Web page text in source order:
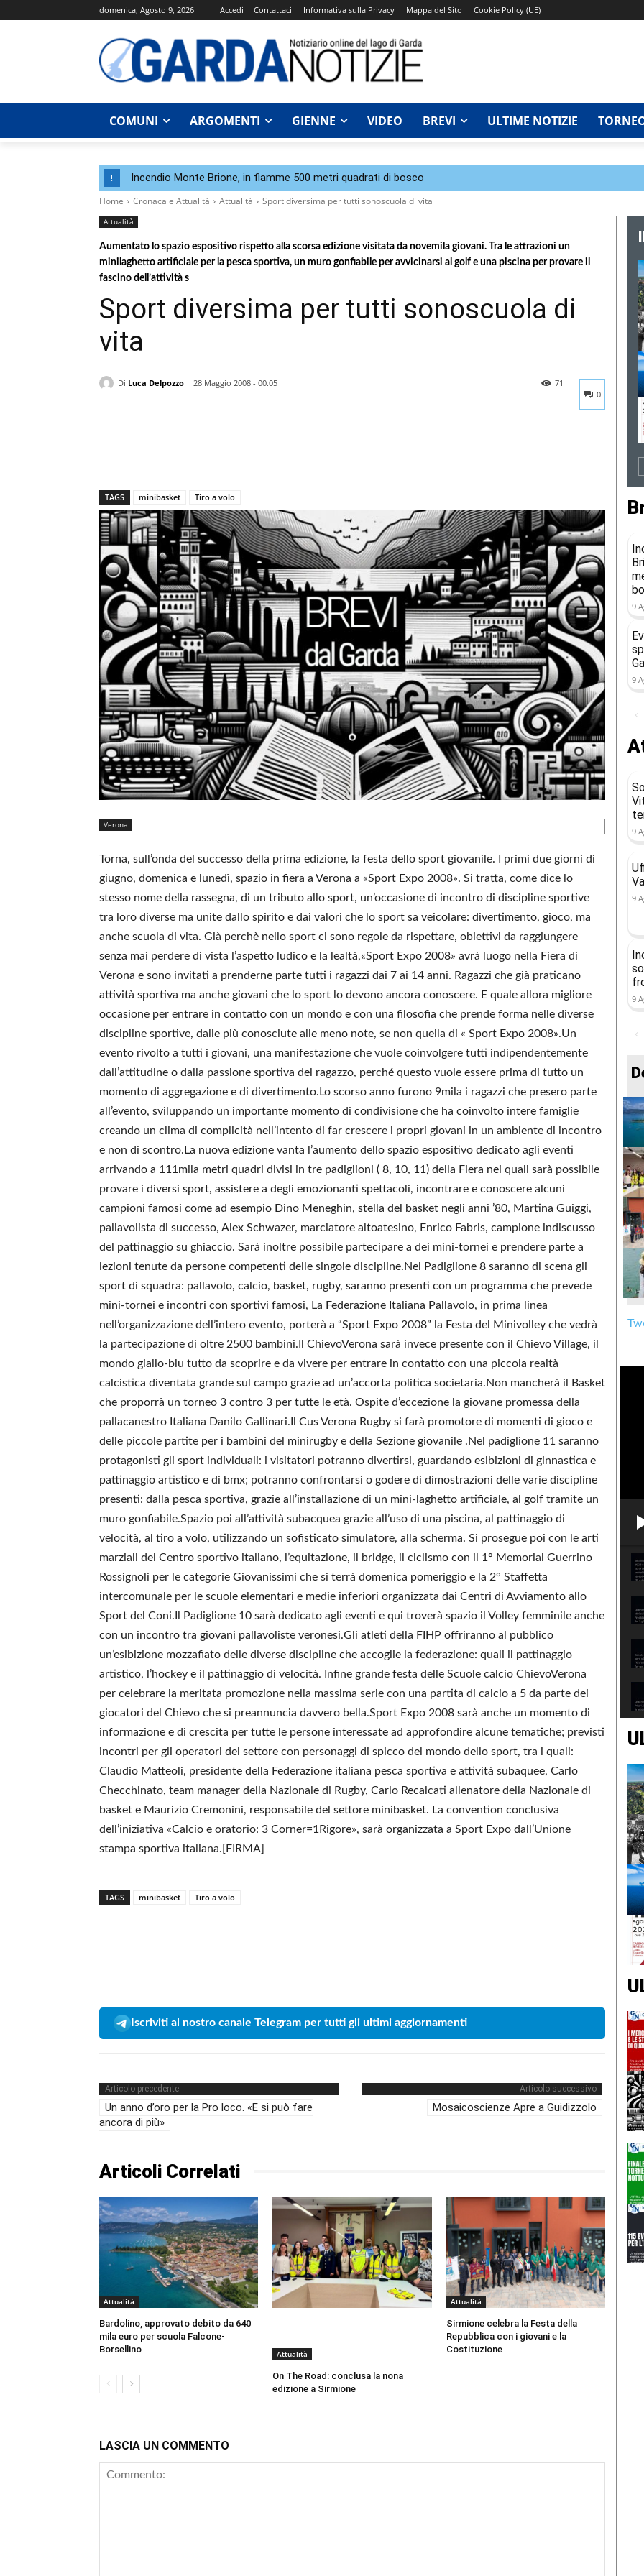
domenica, Agosto 9, 2026 Accedi Contattaci Informativa sulla Privacy Mappa del Sito Cookie Policy (UE)
COMUNI ARGOMENTI GIENNE VIDEO BREVI ULTIME NOTIZIE
! Incendio Monte Brione, in fiamme 500 metri quadrati di bosco
Home Cronaca e Attualità Attualità Sport diversima per tutti sonoscuola di vita
Attualità
Aumentato lo spazio espositivo rispetto alla scorsa edizione visitata da novemila giovani. Tra le attrazioni un
minilaghetto artificiale per la pesca sportiva, un muro gonfiabile per avvicinarsi al golf e una piscina per provare il
fascino dell’attività s
Sport diversima per tutti sonoscuola di
vita
Di Luca Delpozzo
28 Maggio 2008 - 00.05
0
71
TAGS minibasket Tiro a volo
Verona
Torna, sull’onda del successo della prima edizione, la festa dello sport giovanile. I primi due giorni di
giugno, domenica e lunedì, spazio in fiera a Verona a «Sport Expo 2008». Si tratta, come dice lo
stesso nome della rassegna, di un tributo allo sport, un’occasione di incontro di discipline sportive
tra loro diverse ma unite dallo spirito e dai valori che lo sport sa veicolare: divertimento, gioco, ma
anche scuola di vita. Già perchè nello sport ci sono regole da rispettare, obiettivi da raggiungere
senza mai perdere di vista l’aspetto ludico e la lealtà,«Sport Expo 2008» avrà luogo nella Fiera di
Verona e sono invitati a prenderne parte tutti i ragazzi dai 7 ai 14 anni. Ragazzi che già praticano
attività sportiva ma anche giovani che lo sport lo devono ancora conoscere. E quale allora migliore
occasione per entrare in contatto con un mondo e con una filosofia che prende forma nelle diverse
discipline sportive, dalle più conosciute alle meno note, se non quella di « Sport Expo 2008».Un
evento rivolto a tutti i giovani, una manifestazione che vuole coinvolgere tutti indipendentemente
dall’attitudine o dalla passione sportiva del ragazzo, perché questo vuole essere prima di tutto un
momento di aggregazione e di divertimento.Lo scorso anno furono 9mila i ragazzi che presero parte
all’evento, sviluppando un importante momento di condivisione che ha coinvolto intere famiglie
creando un clima di complicità nell’intento di far crescere i propri giovani in un ambiente di incontro
e non di scontro.La nuova edizione vanta l’aumento dello spazio espositivo dedicato agli eventi
arrivando a 111mila metri quadri divisi in tre padiglioni ( 8, 10, 11) della Fiera nei quali sarà possibile
provare i diversi sport, assistere a degli emozionanti spettacoli, incontrare e conoscere alcuni
campioni famosi come ad esempio Dino Meneghin, stella del basket negli anni ’80, Martina Guiggi,
pallavolista di successo, Alex Schwazer, marciatore altoatesino, Enrico Fabris, campione indiscusso
del pattinaggio su ghiaccio. Sarà inoltre possibile partecipare a dei mini-tornei e prendere parte a
lezioni tenute da persone competenti delle singole discipline.Nel Padiglione 8 saranno di scena gli
sport di squadra: pallavolo, calcio, basket, rugby, saranno presenti con un programma che prevede
mini-tornei e incontri con sportivi famosi, La Federazione Italiana Pallavolo, in prima linea
nell’organizzazione dell’intero evento, porterà a “Sport Expo 2008” la Festa del Minivolley che vedrà
la partecipazione di oltre 2500 bambini.Il ChievoVerona sarà invece presente con il Chievo Village, il
mondo giallo-blu tutto da scoprire e da vivere per entrare in contatto con una piccola realtà
calcistica diventata grande sul campo grazie ad un’accorta politica societaria.Non mancherà il Basket
che proporrà un torneo 3 contro 3 per tutte le età. Ospite d’eccezione la giovane promessa della
pallacanestro Italiana Danilo Gallinari.Il Cus Verona Rugby si farà promotore di momenti di gioco e
delle piccole partite per i bambini del minirugby e della Sezione giovanile .Nel padiglione 11 saranno
protagonisti gli sport individuali: i visitatori potranno divertirsi, guardando esibizioni di ginnastica e
pattinaggio artistico e di bmx; potranno confrontarsi o godere di dimostrazioni delle varie discipline
presenti: dalla pesca sportiva, grazie all’installazione di un mini-laghetto artificiale, al golf tramite un
muro gonfiabile.Spazio poi all’attività subacquea grazie all’uso di una piscina, al pattinaggio di
velocità, al tiro a volo, utilizzando un sofisticato simulatore, alla scherma. Si prosegue poi con le arti
marziali del Centro sportivo italiano, l’equitazione, il bridge, il ciclismo con il 1° Memorial Guerrino
Rossignoli per le categorie Giovanissimi che si terrà domenica pomeriggio e la 2° Staffetta
intercomunale per le scuole elementari e medie inferiori organizzata dai Centri di Avviamento allo
Sport del Coni.Il Padiglione 10 sarà dedicato agli eventi e qui troverà spazio il Volley femminile anche
con un incontro tra giovani pallavoliste veronesi.Gli atleti della FIHP offriranno al pubblico
un’esibizione mozzafiato delle diverse discipline che accoglie la federazione: quali il pattinaggio
artistico, l’hockey e il pattinaggio di velocità. Infine grande festa delle Scuole calcio ChievoVerona
per celebrare la meritata promozione nella massima serie con una partita di calcio a 5 da parte dei
giocatori del Chievo che si preannuncia davvero bella.Sport Expo 2008 sarà anche un momento di
informazione e di crescita per tutte le persone interessate ad approfondire alcune tematiche; previsti
incontri per gli operatori del settore con personaggi di spicco del mondo dello sport, tra i quali:
Claudio Matteoli, presidente della Federazione italiana pesca sportiva e attività subaquee, Carlo
Checchinato, team manager della Nazionale di Rugby, Carlo Recalcati allenatore della Nazionale di
basket e Maurizio Cremonini, responsabile del settore minibasket. La convention conclusiva
dell’iniziativa «Calcio e oratorio: 3 Corner=1Rigore», sarà organizzata a Sport Expo dall’Unione
stampa sportiva italiana.[FIRMA]
TAGS minibasket Tiro a volo
Iscriviti al nostro canale Telegram per tutti gli ultimi aggiornamenti
Articolo precedente
Un anno d’oro per la Pro loco. «E si può fare
ancora di più»
Articolo successivo
Mosaicoscienze Apre a Guidizzolo
Articoli Correlati
Attualità
Bardolino, approvato debito da 640
mila euro per scuola Falcone-
Borsellino
Attualità
On The Road: conclusa la nona
edizione a Sirmione
Attualità
Sirmione celebra la Festa della
Repubblica con i giovani e la
Costituzione
LASCIA UN COMMENTO
9
9
9
9
9